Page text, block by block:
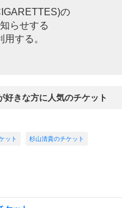
の
らせする
用する。
きな方に人気のチケット
ット 杉山清貴のチケット